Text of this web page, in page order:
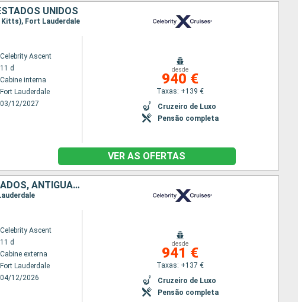
UNIDOS
Fort Lauderdale
Celebrity Ascent
11 d
Cabine interna
Fort Lauderdale
03/12/2027
desde
940 €
Taxas: +139 €
Cruzeiro de Luxo
Pensão completa
VER AS OFERTAS
ESTADOS UNIDOS, SÃO MARTINHO, SANTA LÚCIA, GRENADA, BARBADOS, ANTÍGUA E BARBUDA
Celebrity Ascent
11 d
Cabine externa
Fort Lauderdale
04/12/2026
desde
941 €
Taxas: +137 €
Cruzeiro de Luxo
Pensão completa